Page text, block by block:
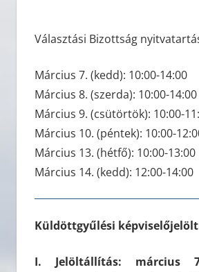
Választási Bizottság
Március 7. (kedd): 10:00-14:00
Március 8. (szerda): 10:00-14:00
Március 9. (csütörtök): 10:00-
Március 10. (péntek): 10:00-
Március 13. (hétfő): 10:00-13:00
Március 14. (kedd): 12:00-14:00
Küldöttgyűlési
I. Jelöltállítás: március